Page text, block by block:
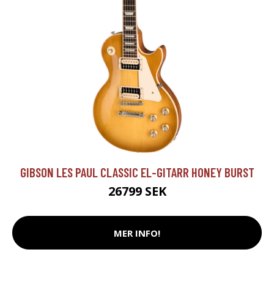
GIBSON LES PAUL CLASSIC EL-GITARR HONEY BURST
26799 SEK
MER INFO!